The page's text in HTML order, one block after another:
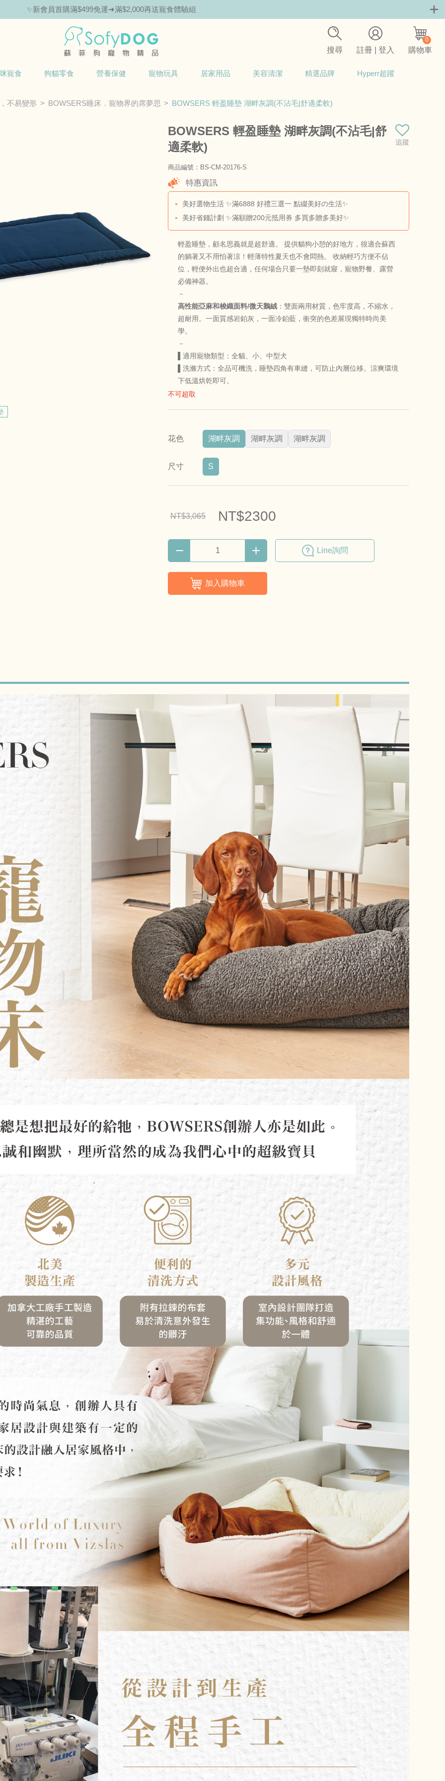
🎁Hello新朋友！完成註冊送指定商品85折抵用券
搜尋 註冊 | 登入
0
購物車
寵食 狗貓零食 營養保健 寵物玩具 居家用品 美容清潔 精選品牌 Hyperr超躍
不易變形 BOWSERS睡床．寵物界的席夢思 BOWSERS 輕盈睡墊 湖畔灰調(不沾毛|舒適柔軟)
BOWSERS 輕盈睡墊 湖畔灰調(不沾毛|舒
適柔軟)
追蹤
商品編號：BS-CM-20176-S
特惠資訊
美好選物生活 ✨滿6888 好禮三選一 點綴美好の生活✨
美好省錢計劃 ✨滿額贈200元抵用券 多買多贈多美好✨
輕盈睡墊，顧名思義就是超舒適。 提供貓狗小憩的好地方，很適合蘇西
的躺著又不用怕著涼！輕薄特性夏天也不會悶熱。 收納輕巧方便不佔
位，輕便外出也超合適，任何場合只要一墊即刻就寢，寵物野餐、露營
必備神器。
－
高性能亞麻和梭織面料/微天鵝絨 ：雙面兩用材質，色牢度高，不縮水，
超耐用。一面質感岩鉑灰，一面冷鉑藍，衝突的色差展現獨特時尚美
學。
－
▌適用寵物類型：全貓、小、中型犬
▌洗滌方式：全品可機洗，睡墊四角有車縫，可防止內層位移。涼爽環境
下低溫烘乾即可。
不可超取
花色 湖畔灰調 湖畔灰調 湖畔灰調
尺寸 S
NT$3,065 NT$2300
Line詢問
加入購物車